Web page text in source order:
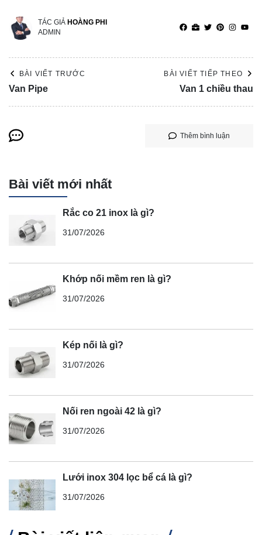
TÁC GIẢ HOÀNG PHI
ADMIN
BÀI VIẾT TRƯỚC
Van Pipe
BÀI VIẾT TIẾP THEO
Van 1 chiều thau
Thêm bình luận
Bài viết mới nhất
Rắc co 21 inox là gì?
31/07/2026
Khớp nối mềm ren là gì?
31/07/2026
Kép nối là gì?
31/07/2026
Nối ren ngoài 42 là gì?
31/07/2026
Lưới inox 304 lọc bể cá là gì?
31/07/2026